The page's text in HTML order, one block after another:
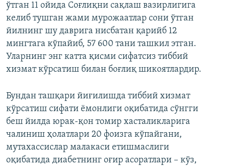
ўтган 11 ойида Соғлиқни сақлаш вазирлигига
келиб тушган жами мурожаатлар сони ўтган
йилнинг шу даврига нисбатан қарийб 12
мингтага кўпайиб, 57 600 тани ташкил этган.
Уларнинг энг катта қисми сифатсиз тиббий
хизмат кўрсатиш билан боғлиқ шикоятлардир.
Бундан ташқари йиғилишда тиббий хизмат
кўрсатиш сифати ёмонлиги оқибатида сўнгги
беш йилда юрак-қон томир хасталикларига
чалиниш ҳолатлари 20 фоизга кўпайгани,
мутахассислар малакаси етишмаслиги
оқибатида диабетнинг оғир асоратлари – кўз,